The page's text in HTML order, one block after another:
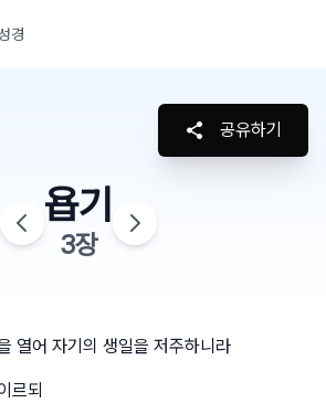
경
공유하기
욥기
3장
열어 자기의 생일을 저주하니라
르되